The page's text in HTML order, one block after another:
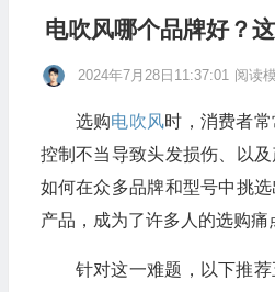
电吹风哪个品牌好？
2024年7月28日11:37:01 阅读
选购电吹风时，消费者
控制不当导致头发损伤、以及
如何在众多品牌和型号中挑
产品，成为了许多人的选购痛
针对这一难题，以下推